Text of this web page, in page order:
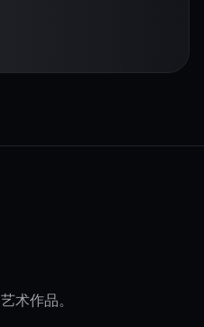
术作品。